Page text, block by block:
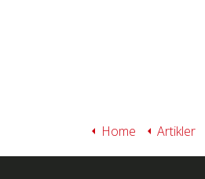
Home Artikler